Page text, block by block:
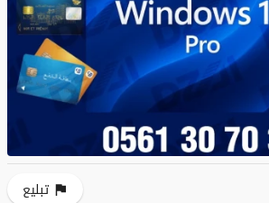
تبليع